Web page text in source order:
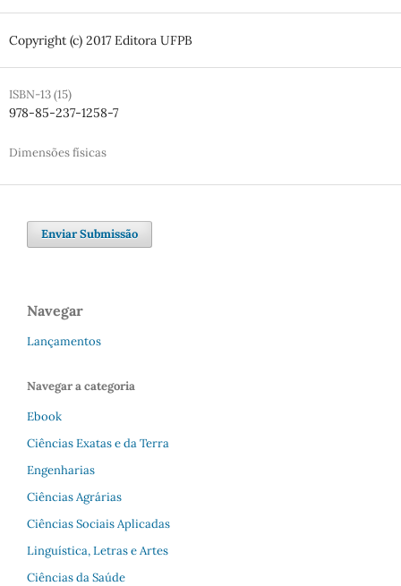
Copyright (c) 2017 Editora UFPB
ISBN-13 (15)
978-85-237-1258-7
Dimensões físicas
Enviar Submissão
Navegar
Lançamentos
Navegar a categoria
Ebook
Ciências Exatas e da Terra
Engenharias
Ciências Agrárias
Ciências Sociais Aplicadas
Linguística, Letras e Artes
Ciências da Saúde